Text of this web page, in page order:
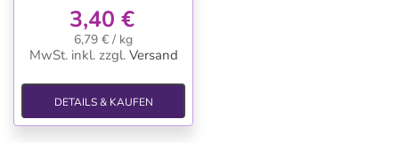
3,40 €
6,79 € / kg
MwSt. inkl. zzgl. Versand
DETAILS & KAUFEN